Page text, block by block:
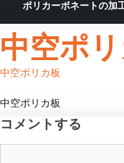
ポリカーボネートの加
中空ポ
中空ポリカ板
中空ポリカ板
コメントする